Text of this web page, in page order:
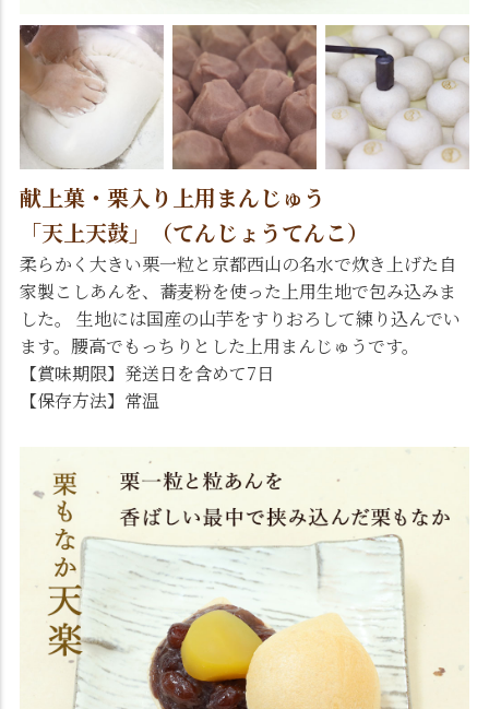
献上菓・栗入り上用まんじゅう
「天上天鼓」（てんじょうてんこ）
柔らかく大きい栗一粒と京都西山の名水で炊き上げた自
家製こしあんを、蕎麦粉を使った上用生地で包み込みま
した。 生地には国産の山芋をすりおろして練り込んでい
ます。腰高でもっちりとした上用まんじゅうです。
【賞味期限】発送日を含めて7日
【保存方法】常温